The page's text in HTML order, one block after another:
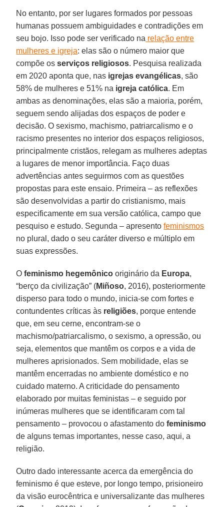
No entanto, por ser lugares formados por pessoas
humanas possuem ambiguidades e contradições em
seu bojo. Isso pode ser verificado na relação entre
mulheres e igreja: elas são o número maior que
compõe osserviços religiosos. Pesquisa realizada
em 2020 aponta que, nas igrejas evangélicas, são
58% de mulheres e 51% na igreja católica. Em
ambas as denominações, elas são a maioria, porém,
seguem sendo alijadas dos espaços de poder e
decisão. O sexismo, machismo, patriarcalismo e o
racismo presentes no interior dos espaços religiosos,
principalmente cristãos, relegam as mulheres adeptas
a lugares de menor importância. Faço duas
advertências antes seguirmos com as questões
propostas para este ensaio. Primeira – as reflexões
são desenvolvidas a partir do cristianismo, mais
especificamente em sua versão católica, campo que
pesquiso e estudo. Segunda – apresentofeminismos
no plural, dado o seu caráter diverso e múltiplo em
suas expressões.
Ofeminismo hegemônico originário da Europa,
“berço da civilização” (Miñoso, 2016), posteriormente
disperso para todo o mundo, inicia-se com fortes e
contundentes críticas às religiões, porque entende
que, em seu cerne, encontram-se o
machismo/patriarcalismo, o sexismo, a opressão, ou
seja, elementos que mantêm os corpos e a vida de
mulheres aprisionados. Sem mobilidade, elas se
mantêm encerradas no ambiente doméstico e no
cuidado materno. A criticidade do pensamento
elaborado por muitas feministas – e seguido por
inúmeras mulheres que se identificaram com tal
pensamento – provocou o afastamento dofeminismo
de alguns temas importantes, nesse caso, aqui, a
religião.
Outro dado interessante acerca da emergência do
feminismo é que esteve, por longo tempo, prisioneiro
da visão eurocêntrica e universalizante das mulheres